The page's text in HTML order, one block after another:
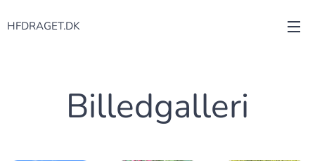
HFDRAGET.DK
Billedgalleri